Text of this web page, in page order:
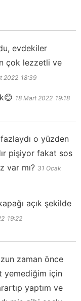
evdekiler
çok lezzetli ve
2022 18:39
18 Mart 2022 19:18
o yüzden
pişiyor fakat sos
var mı? 31 Ocak
açık şekilde
19:22
zaman önce
yemediğim için
yaptım ve